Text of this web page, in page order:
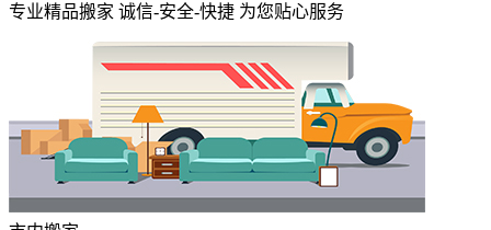
专业精品搬家 诚信-安全-快捷 为您贴心服务